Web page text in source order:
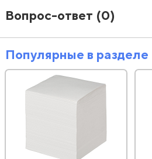
Вопрос-ответ (0)
Популярные в разделе